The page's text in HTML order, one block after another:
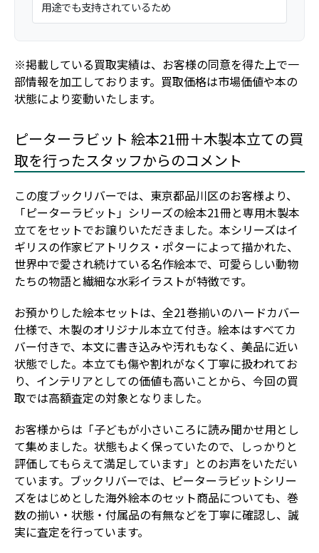
用途でも支持されているため
※掲載している買取実績は、お客様の同意を得た上で一
部情報を加工しております。買取価格は市場価値や本の
状態により変動いたします。
ピーターラビット 絵本21冊＋木製本立ての買
取を行ったスタッフからのコメント
この度ブックリバーでは、東京都品川区のお客様より、
「ピーターラビット」シリーズの絵本21冊と専用木製本
立てをセットでお譲りいただきました。本シリーズはイ
ギリスの作家ビアトリクス・ポターによって描かれた、
世界中で愛され続けている名作絵本で、可愛らしい動物
たちの物語と繊細な水彩イラストが特徴です。
お預かりした絵本セットは、全21巻揃いのハードカバー
仕様で、木製のオリジナル本立て付き。絵本はすべてカ
バー付きで、本文に書き込みや汚れもなく、美品に近い
状態でした。本立ても傷や割れがなく丁寧に扱われてお
り、インテリアとしての価値も高いことから、今回の買
取では高額査定の対象となりました。
お客様からは「子どもが小さいころに読み聞かせ用とし
て集めました。状態もよく保っていたので、しっかりと
評価してもらえて満足しています」とのお声をいただい
ています。ブックリバーでは、ピーターラビットシリー
ズをはじめとした海外絵本のセット商品についても、巻
数の揃い・状態・付属品の有無などを丁寧に確認し、誠
実に査定を行っています。